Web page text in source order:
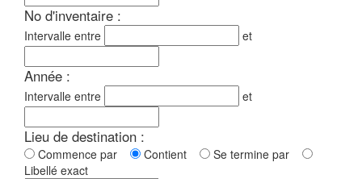
No d'inventaire :
Intervalle entre et
Année :
Intervalle entre et
Lieu de destination :
Commence par Contient
Se termine par
Libellé exact